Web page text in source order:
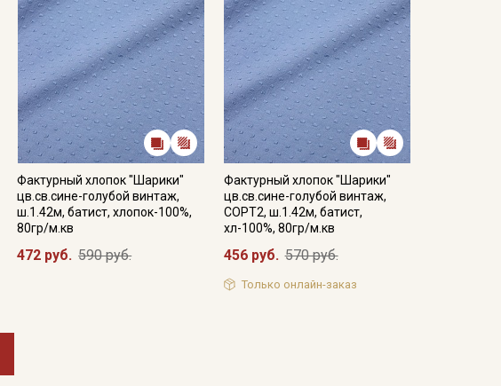
Фактурный хлопок "Шарики"
цв.св.сине-голубой винтаж,
ш.1.42м, батист, хлопок-100%,
80гр/м.кв
472 руб. 590 руб.
Фактурный хлопок "Шарики"
цв.св.сине-голубой винтаж,
СОРТ2, ш.1.42м, батист,
хл-100%, 80гр/м.кв
456 руб. 570 руб.
Только онлайн-заказ